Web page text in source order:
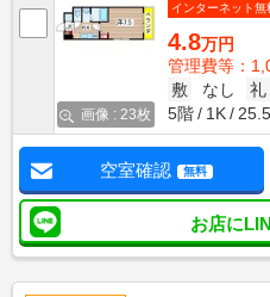
画像 : 23枚
インターネット無
4.8万円
管理費等：
敷
なし 礼
5階
1K
空室確認 無料
お店に